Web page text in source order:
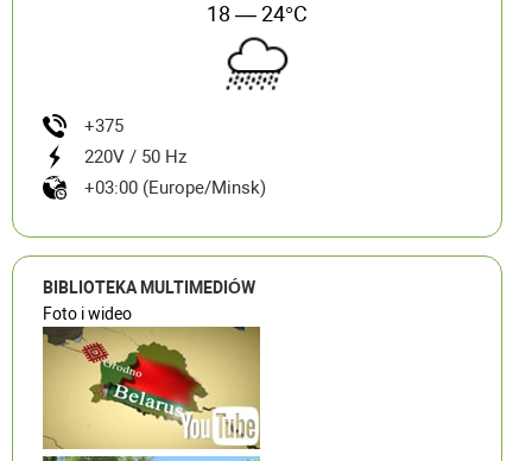
18 — 24°C
+375
220V / 50 Hz
+03:00 (Europe/Minsk)
BIBLIOTEKA MULTIMEDIÓW
Foto i wideo